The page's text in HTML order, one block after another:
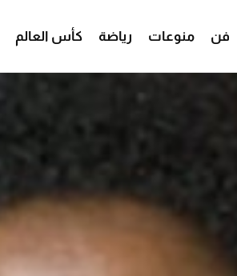
فن منوعات رياضة كأس العالم